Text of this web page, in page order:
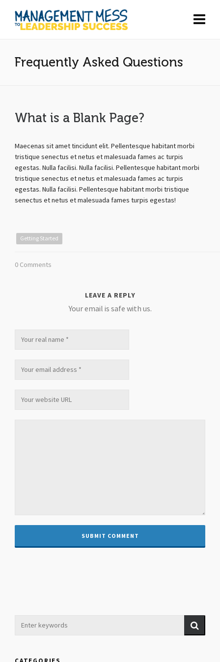
Frequently Asked Questions
What is a Blank Page?
Maecenas sit amet tincidunt elit. Pellentesque habitant morbi
tristique senectus et netus et malesuada fames ac turpis
egestas. Nulla facilisi. Nulla facilisi. Pellentesque habitant morbi
tristique senectus et netus et malesuada fames ac turpis
egestas. Nulla facilisi. Pellentesque habitant morbi tristique
senectus et netus et malesuada fames turpis egestas!
Getting Started
0 Comments
LEAVE A REPLY
Your email is safe with us.